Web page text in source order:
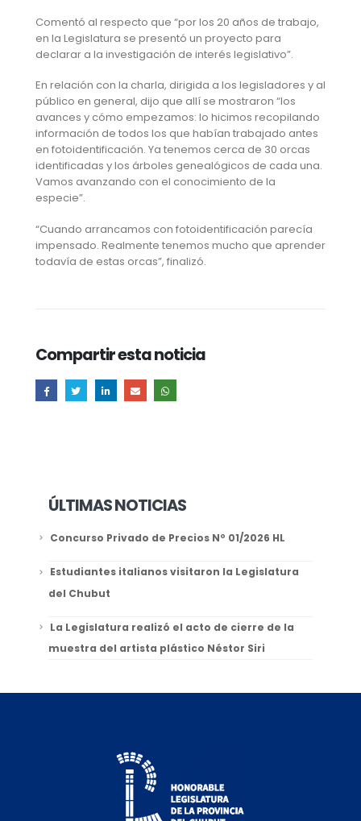
Comentó al respecto que “por los 20 años de trabajo,
en la Legislatura se presentó un proyecto para
declarar a la investigación de interés legislativo”.
En relación con la charla, dirigida a los legisladores y al
público en general, dijo que allí se mostraron “los
avances y cómo empezamos: lo hicimos recopilando
información de todos los que habían trabajado antes
en fotoidentificación. Ya tenemos cerca de 30 orcas
identificadas y los árboles genealógicos de cada una.
Vamos avanzando con el conocimiento de la
especie”.
“Cuando arrancamos con fotoidentificación parecía
impensado. Realmente tenemos mucho que aprender
todavía de estas orcas”, finalizó.
Compartir esta noticia
ÚLTIMAS NOTICIAS
Concurso Privado de Precios Nº 01/2026 HL
Estudiantes italianos visitaron la Legislatura
del Chubut
La Legislatura realizó el acto de cierre de la
muestra del artista plástico Néstor Siri